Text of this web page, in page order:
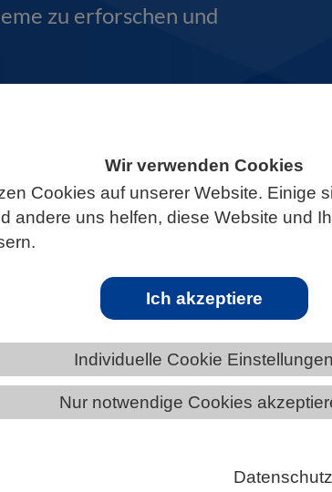
Wir verwenden Cookies
Cookies auf unserer Website. Einige
andere uns helfen, diese Website und
Ich akzeptiere
Individuelle Cookie Einstellungen
Nur notwendige Cookies
zu erforschen und
für Abbau organischer
sulfatreduzierender Bakterien erklären.
Advances. Die Forschenden untersuchten
untersuchten Arten verfügen demnach in ihrem
hinzu, um spezifische organische Substanzen
Mikroben im globalen Kohlenstoffkreislauf und